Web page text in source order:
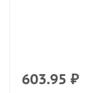
603.95 ₽